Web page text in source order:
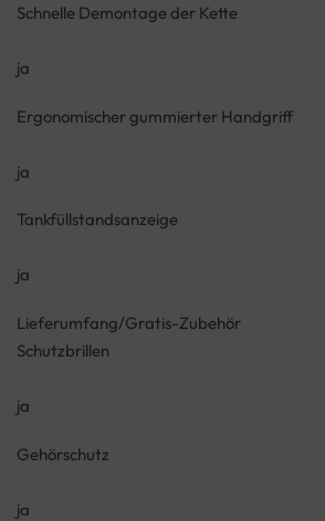
Schnelle Demontage der Kette
ja
Ergonomischer gummierter Handgriff
ja
Tankfüllstandsanzeige
ja
Lieferumfang/Gratis-Zubehör
Schutzbrillen
ja
Gehörschutz
ja